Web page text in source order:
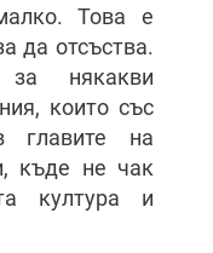
Това е
да отсъства.
някакви
които със
главите на
къде не чак
култура и